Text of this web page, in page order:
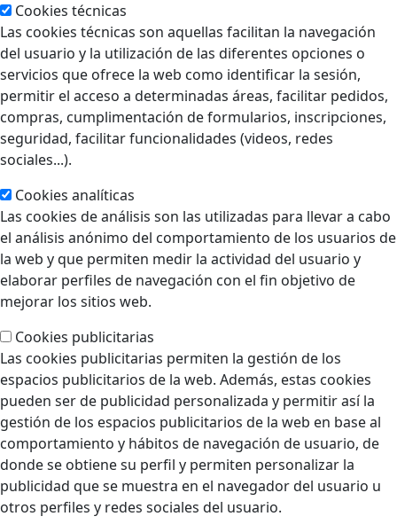
Cookies técnicas
Las cookies técnicas son aquellas facilitan la navegación
del usuario y la utilización de las diferentes opciones o
servicios que ofrece la web como identificar la sesión,
permitir el acceso a determinadas áreas, facilitar pedidos,
compras, cumplimentación de formularios, inscripciones,
seguridad, facilitar funcionalidades (videos, redes
sociales...).
Cookies analíticas
Las cookies de análisis son las utilizadas para llevar a cabo
el análisis anónimo del comportamiento de los usuarios de
la web y que permiten medir la actividad del usuario y
elaborar perfiles de navegación con el fin objetivo de
mejorar los sitios web.
Cookies publicitarias
Las cookies publicitarias permiten la gestión de los
espacios publicitarios de la web. Además, estas cookies
pueden ser de publicidad personalizada y permitir así la
gestión de los espacios publicitarios de la web en base al
comportamiento y hábitos de navegación de usuario, de
donde se obtiene su perfil y permiten personalizar la
publicidad que se muestra en el navegador del usuario u
otros perfiles y redes sociales del usuario.